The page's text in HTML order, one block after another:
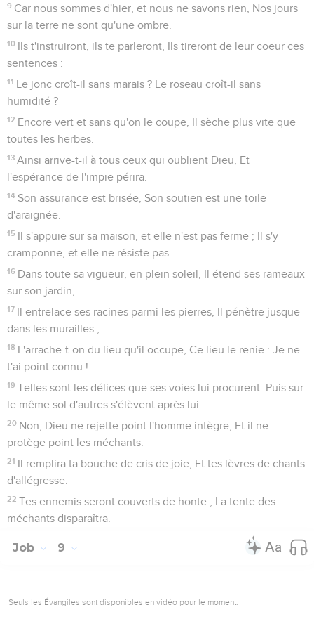
9 Car nous sommes d'hier, et nous ne savons rien, Nos jours
sur la terre ne sont qu'une ombre.
10 Ils t'instruiront, ils te parleront, Ils tireront de leur coeur ces
sentences :
11 Le jonc croît-il sans marais ? Le roseau croît-il sans
humidité ?
12 Encore vert et sans qu'on le coupe, Il sèche plus vite que
toutes les herbes.
13 Ainsi arrive-t-il à tous ceux qui oublient Dieu, Et
l'espérance de l'impie périra.
14 Son assurance est brisée, Son soutien est une toile
d'araignée.
15 Il s'appuie sur sa maison, et elle n'est pas ferme ; Il s'y
cramponne, et elle ne résiste pas.
16 Dans toute sa vigueur, en plein soleil, Il étend ses rameaux
sur son jardin,
17 Il entrelace ses racines parmi les pierres, Il pénètre jusque
dans les murailles ;
18 L'arrache-t-on du lieu qu'il occupe, Ce lieu le renie : Je ne
t'ai point connu !
19 Telles sont les délices que ses voies lui procurent. Puis sur
le même sol d'autres s'élèvent après lui.
20 Non, Dieu ne rejette point l'homme intègre, Et il ne
protège point les méchants.
21 Il remplira ta bouche de cris de joie, Et tes lèvres de chants
d'allégresse.
22 Tes ennemis seront couverts de honte ; La tente des
méchants disparaîtra.
Job 9
Seuls les Évangiles sont disponibles en vidéo pour le moment.